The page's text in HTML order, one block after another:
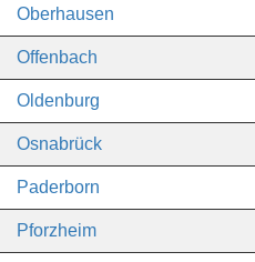
Oberhausen
Offenbach
Oldenburg
Osnabrück
Paderborn
Pforzheim